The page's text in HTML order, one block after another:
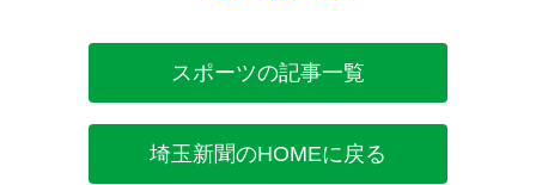
スポーツの記事一覧
埼玉新聞のHOMEに戻る